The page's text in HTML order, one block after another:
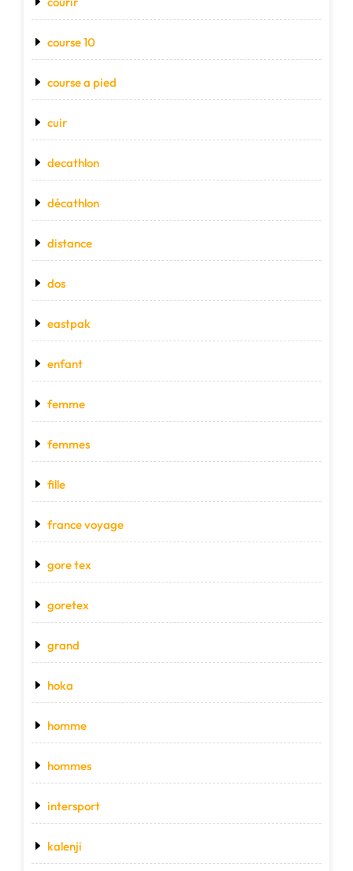
course 10
course a pied
cuir
decathlon
décathlon
distance
dos
eastpak
enfant
femme
femmes
fille
france voyage
gore tex
goretex
grand
hoka
homme
hommes
intersport
kalenji